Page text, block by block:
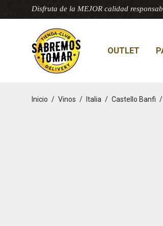
Disfruta de la MEJOR calidad
OUTLET
Inicio / Vinos / Italia / Castello Banfi /